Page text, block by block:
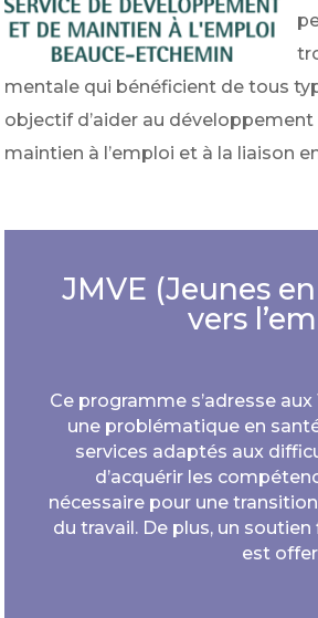
mentale qui bénéficient de tous
objectif d’aider au développement
maintien à l’emploi et à la liaison
JMVE (Jeunes
vers
Ce programme s’adresse
une problématique en
services adaptés aux
d’acquérir les
nécessaire pour une
du travail. De plus, un
est